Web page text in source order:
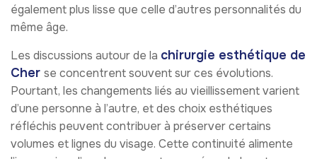
également plus lisse que celle d’autres personnalités du
même âge.
Les discussions autour de la chirurgie esthétique de
Cher se concentrent souvent sur ces évolutions.
Pourtant, les changements liés au vieillissement varient
d’une personne à l’autre, et des choix esthétiques
réfléchis peuvent contribuer à préserver certains
volumes et lignes du visage. Cette continuité alimente